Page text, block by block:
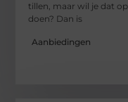
tillen, maar wil je dat
doen? Dan is
Aanbiedingen